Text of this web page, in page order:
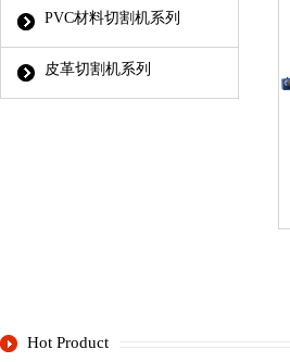
PVC材料切割机系列
皮革切割机系列
Hot Product